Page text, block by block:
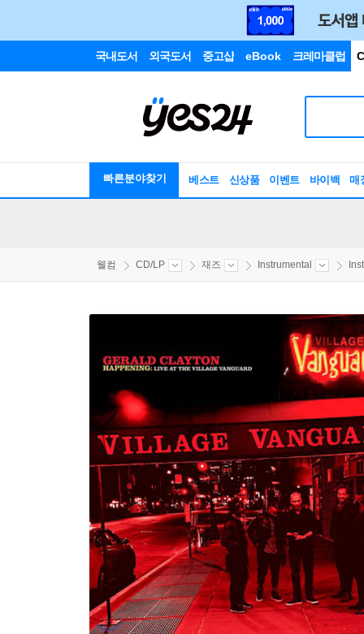
국내도서 외국도서 중고샵 eBook 크레마클럽
빠른분야찾기 베스트 신상품 이벤트 바이백 매
웰컴 CD/LP 재즈 Instrumental